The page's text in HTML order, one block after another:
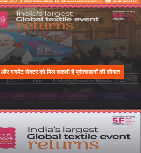
गारमेंट सेक्टर को मिल सकती है प्रोत्साहनों की सौगात